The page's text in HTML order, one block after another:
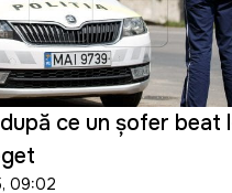
ce un șofer beat
09:02